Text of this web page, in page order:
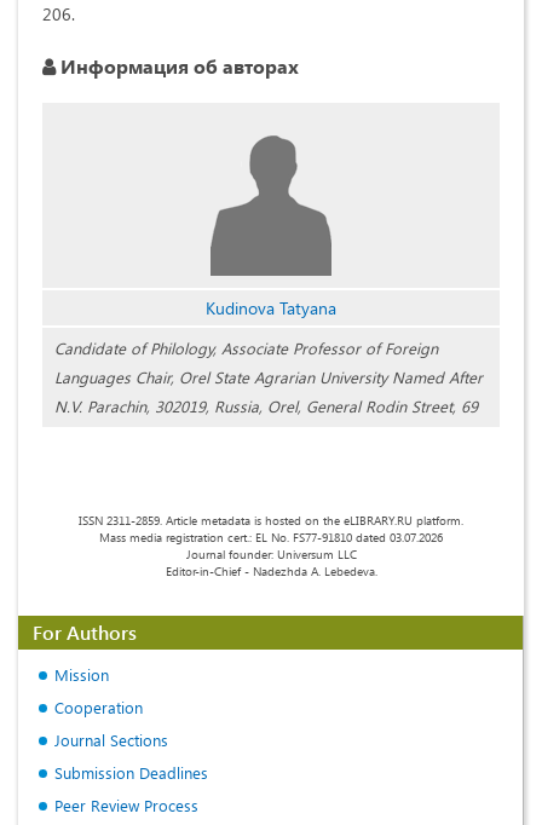
206.
Информация об авторах
Kudinova Tatyana
Candidate of Philology, Associate Professor of Foreign
Languages Chair, Orel State Agrarian University Named After
N.V. Parachin, 302019, Russia, Orel, General Rodin Street, 69
ISSN 2311-2859. Article metadata is hosted on the eLIBRARY.RU platform.
Mass media registration cert.: EL No. FS77-91810 dated 03.07.2026
Journal founder: Universum LLC
Editor-in-Chief - Nadezhda A. Lebedeva.
For Authors
Mission
Cooperation
Journal Sections
Submission Deadlines
Peer Review Process